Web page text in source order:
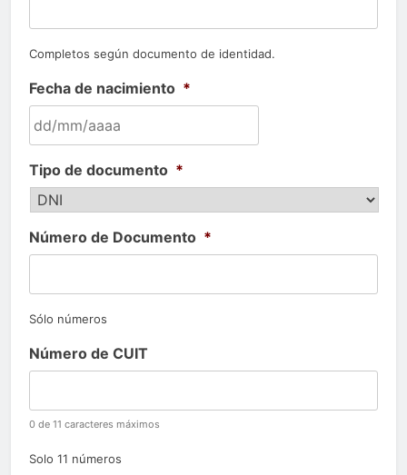
Completos según documento de identidad.
Fecha de nacimiento *
barra
MM
barra
AAAA
Tipo de documento *
Número de Documento *
Sólo números
Número de CUIT
0 de 11 caracteres máximos
Solo 11 números